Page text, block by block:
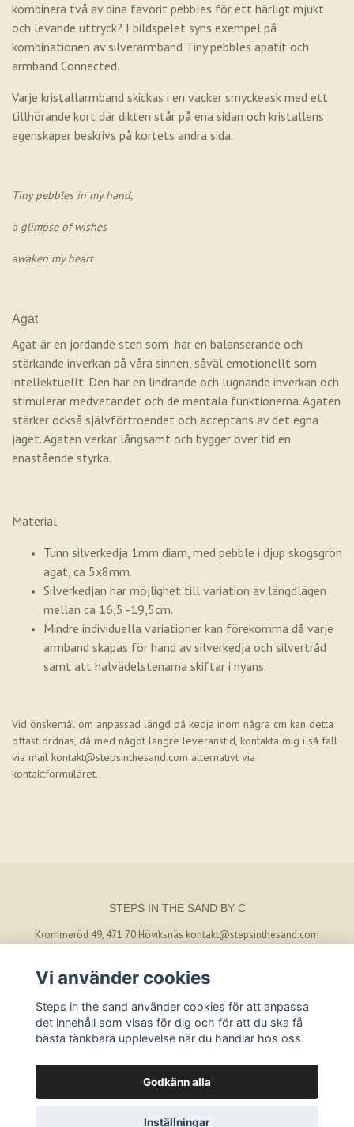
kombinera två av dina favorit pebbles för ett härligt mjukt
och levande uttryck? I bildspelet syns exempel på
kombinationen av silverarmband Tiny pebbles apatit och
armband Connected.
Varje kristallarmband skickas i en vacker smyckeask med ett
tillhörande kort där dikten står på ena sidan och kristallens
egenskaper beskrivs på kortets andra sida.
Tiny pebbles in my hand,
a glimpse of wishes
awaken my heart
Agat
Agat är en jordande sten som har en balanserande och
stärkande inverkan på våra sinnen, såväl emotionellt som
intellektuellt. Den har en lindrande och lugnande inverkan och
stimulerar medvetandet och de mentala funktionerna. Agaten
stärker också självförtroendet och acceptans av det egna
jaget. Agaten verkar långsamt och bygger över tid en
enastående styrka.
Material
Tunn silverkedja 1mm diam, med pebble i djup skogsgrön
agat, ca 5x8mm.
Silverkedjan har möjlighet till variation av längdlägen
mellan ca 16,5 -19,5cm.
Mindre individuella variationer kan förekomma då varje
armband skapas för hand av silverkedja och silvertråd
samt att halvädelstenarna skiftar i nyans.
Vid önskemål om anpassad längd på kedja inom några cm kan detta
oftast ordnas, då med något längre leveranstid, kontakta mig i så fall
via mail kontakt@stepsinthesand.com alternativt via
kontaktformuläret.
STEPS IN THE SAND BY C
Krommeröd 49, 471 70 Höviksnäs kontakt@stepsinthesand.com
Vi använder cookies
Steps in the sand använder cookies för att anpassa
det innehåll som visas för dig och för att du ska få
bästa tänkbara upplevelse när du handlar hos oss.
Godkänn alla
Inställningar